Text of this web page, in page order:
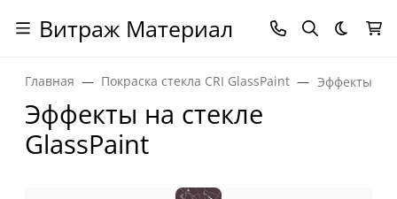
Витраж Материал Темная
Главная Покраска стекла CRI GlassPaint Эффекты на
Эффекты на стекле
GlassPaint